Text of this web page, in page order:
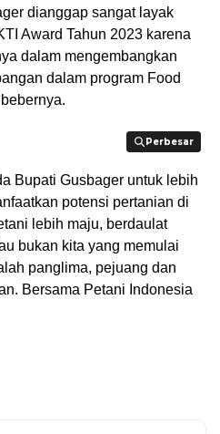
dianggap sangat layak
Award Tahun 2023 karena
dalam mengembangkan
dalam program Food
Perbesar
Perbesar
Bupati Gusbager untuk lebih
potensi pertanian di
lebih maju, berdaulat
bukan kita yang memulai
panglima, pejuang dan
Bersama Petani Indonesia